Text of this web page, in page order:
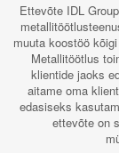
Ettevõte IDL
muuta koostöö
Metallitöötlus
klientide jaoks
aitame oma
edasiseks
ettevõte on